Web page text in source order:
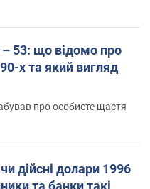
53: що відомо про
х та який вигляд
про особисте щастя
дійсні долари 1996
та банки такі